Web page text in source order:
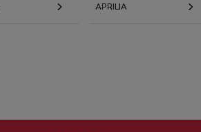
APRILIA